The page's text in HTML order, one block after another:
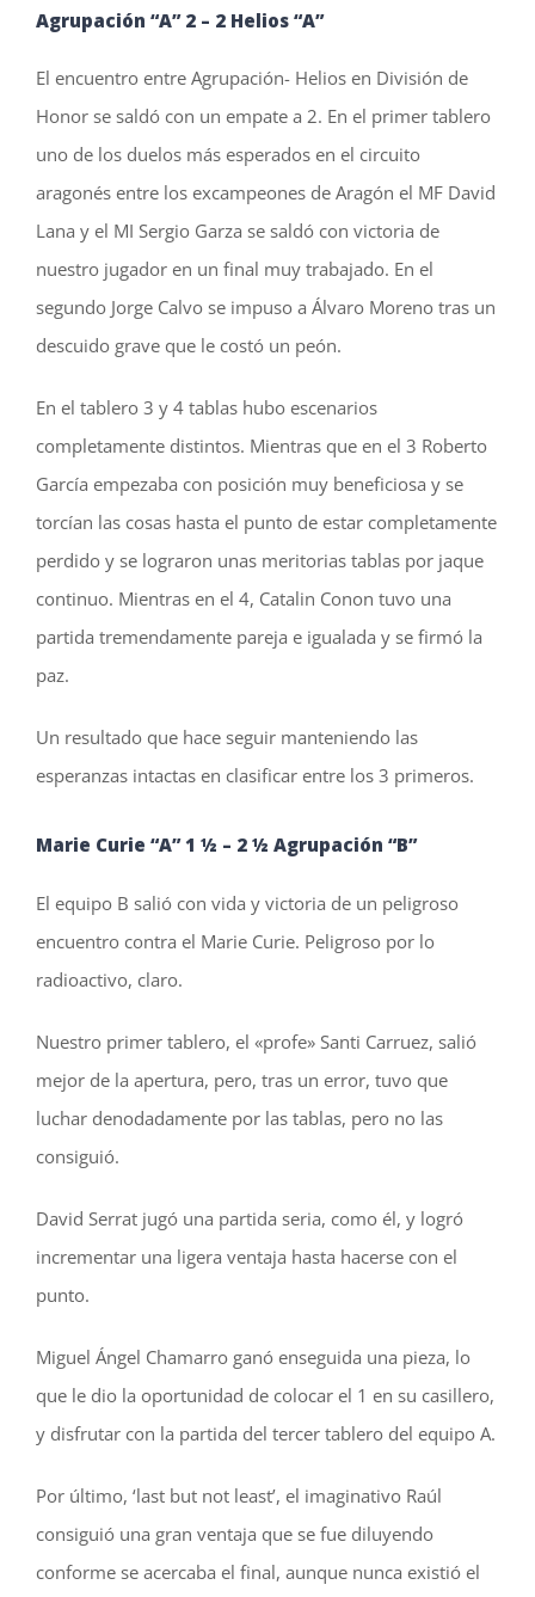
Agrupación “A”2 – 2 Helios “A”
El encuentro entre Agrupación- Helios en División de
Honor se saldó con un empate a 2. En el primer tablero
uno de los duelos más esperados en el circuito
aragonés entre los excampeones de Aragón el MF David
Lana y el MI Sergio Garza se saldó con victoria de
nuestro jugador en un final muy trabajado. En el
segundo Jorge Calvo se impuso a Álvaro Moreno tras un
descuido grave que le costó un peón.
En el tablero 3 y 4 tablas hubo escenarios
completamente distintos. Mientras que en el 3 Roberto
García empezaba con posición muy beneficiosa y se
torcían las cosas hasta el punto de estar completamente
perdido y se lograron unas meritorias tablas por jaque
continuo. Mientras en el 4, Catalin Conon tuvo una
partida tremendamente pareja e igualada y se firmó la
paz.
Un resultado que hace seguir manteniendo las
esperanzas intactas en clasificar entre los 3 primeros.
Marie Curie “A” 1 ½ – 2 ½ Agrupación “B”
El equipo B salió con vida y victoria de un peligroso
encuentro contra el Marie Curie. Peligroso por lo
radioactivo, claro.
Nuestro primer tablero, el «profe» Santi Carruez, salió
mejor de la apertura, pero, tras un error, tuvo que
luchar denodadamente por las tablas, pero no las
consiguió.
David Serrat jugó una partida seria, como él, y logró
incrementar una ligera ventaja hasta hacerse con el
punto.
Miguel Ángel Chamarro ganó enseguida una pieza, lo
que le dio la oportunidad de colocar el 1 en su casillero,
y disfrutar con la partida del tercer tablero del equipo A.
Por último, ‘last but not least’, el imaginativo Raúl
consiguió una gran ventaja que se fue diluyendo
conforme se acercaba el final, aunque nunca existió el